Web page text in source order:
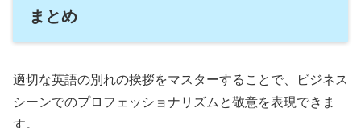
まとめ
適切な英語の別れの挨拶をマスターすることで、ビジネス
シーンでのプロフェッショナリズムと敬意を表現できま
す。